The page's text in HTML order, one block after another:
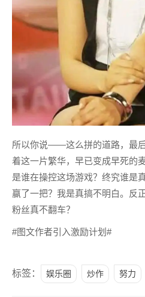
所以你说——这么拼的道路，最
着这一片繁华，早已变成早死的
是谁在操控这场游戏？终究谁是
赢了一把？我是真搞不明白。反
粉丝真不翻车？
#图文作者引入激励计划#
标签： 娱乐圈 炒作 努力